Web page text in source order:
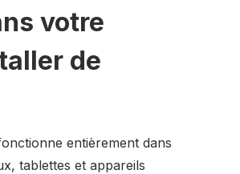
votre
de
entièrement dans
tablettes et appareils